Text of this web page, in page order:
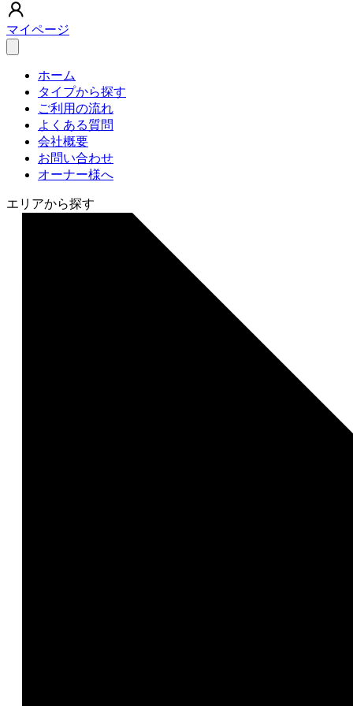
マイページ
ホーム
タイプから探す
ご利用の流れ
よくある質問
会社概要
お問い合わせ
オーナー様へ
エリアから探す